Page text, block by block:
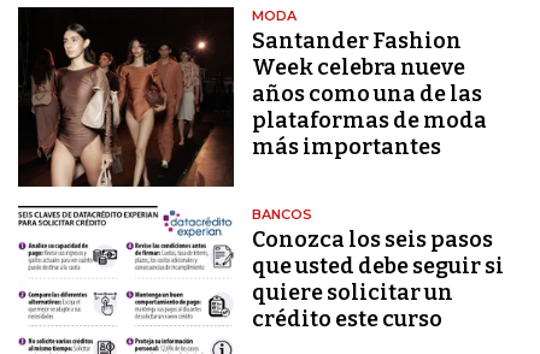
MODA
Santander Fashion
Week celebra nueve
años como una de las
plataformas de moda
más importantes
BANCOS
Conozca los seis pasos
que usted debe seguir si
quiere solicitar un
crédito este curso